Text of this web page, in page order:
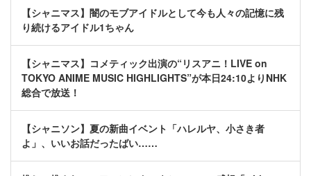
【シャニマス】闇のモブアイドルとして今も人々の記憶に残
り続けるアイドル1ちゃん
【シャニマス】コメティック出演の“リスアニ！LIVE on
TOKYO ANIME MUSIC HIGHLIGHTS”が本日24:10よりNHK
総合で放送！
【シャニソン】夏の新曲イベント「ハレルヤ、小さき者
よ」、いいお話だったばい……